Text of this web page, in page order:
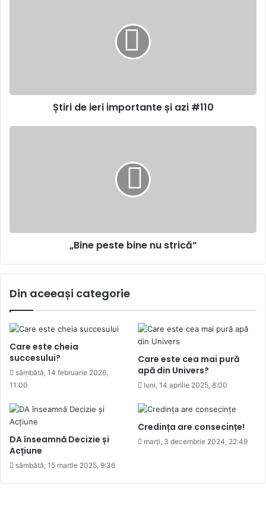
Știri de ieri importante și azi #110
„Bine peste bine nu strică”
Din aceeași categorie
Care este cheia
succesului?
sâmbătă, 14 februarie 2026,
11:00
Care este cea mai pură
apă din Univers?
luni, 14 aprilie 2025, 8:00
DA înseamnă Decizie și
Acțiune
sâmbătă, 15 martie 2025, 9:36
Credința are consecințe!
marți, 3 decembrie 2024, 22:49